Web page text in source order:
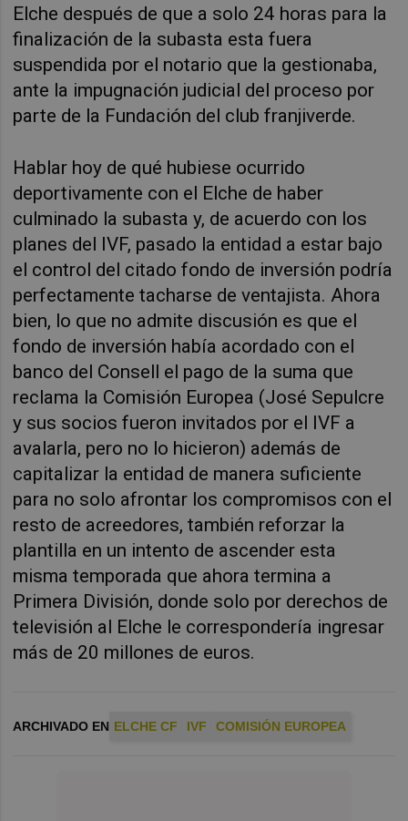
Elche después de que a solo 24 horas para la
finalización de la subasta esta fuera
suspendida por el notario que la gestionaba,
ante la impugnación judicial del proceso por
parte de la Fundación del club franjiverde.
Hablar hoy de qué hubiese ocurrido
deportivamente con el Elche de haber
culminado la subasta y, de acuerdo con los
planes del IVF, pasado la entidad a estar bajo
el control del citado fondo de inversión podría
perfectamente tacharse de ventajista. Ahora
bien, lo que no admite discusión es que el
fondo de inversión había acordado con el
banco del Consell el pago de la suma que
reclama la Comisión Europea (José Sepulcre
y sus socios fueron invitados por el IVF a
avalarla, pero no lo hicieron) además de
capitalizar la entidad de manera suficiente
para no solo afrontar los compromisos con el
resto de acreedores, también reforzar la
plantilla en un intento de ascender esta
misma temporada que ahora termina a
Primera División, donde solo por derechos de
televisión al Elche le correspondería ingresar
más de 20 millones de euros.
ARCHIVADO EN ELCHE CF IVF COMISIÓN EUROPEA